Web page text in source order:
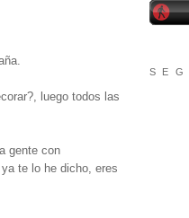
luego todos las
gente con
te lo he dicho, eres
S E G